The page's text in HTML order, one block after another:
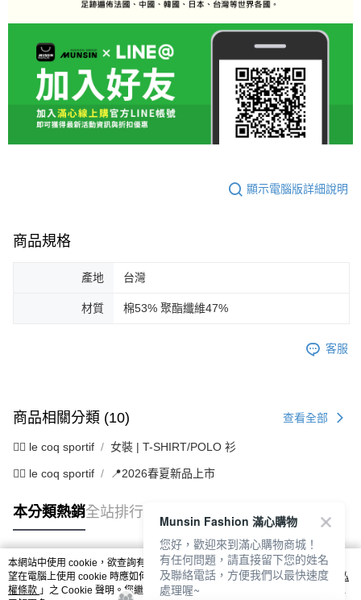
顯示電腦版詳細說明
商品規格
產地 台灣
材質 棉53% 聚酯纖維47%
客服
商品相關分類 (10) 查看全部
🚴‍♂️ le coq sportif 女裝 | T-SHIRT/POLO 衫
🚴‍♂️ le coq sportif 📍2026春夏新品上市
本分類熱銷全站排行
熱門標籤
本網站中使用 cookie，欲查詢有關本網站使用 cookie 方式之詳情，及若您不希
望在電腦上使用 cookie 時應如何變更電腦的 cookie 設定，請參閱本網站「
隱私
權條款 」之 Cookie 聲明。您繼續使用本網站即表示您同意本公司得按本網站使
Munsin Fashion 滿心購物
您好，歡迎來到滿心購物商城！
有任何問題，請直接留下您的姓名
及聯絡電話，方便我們以最快速度
處理喔~